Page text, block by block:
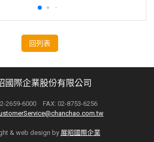
回列表
國際企業股份有限公司
2659-6000 FAX: 02-8753-6256
& web design by 展昭國際企業